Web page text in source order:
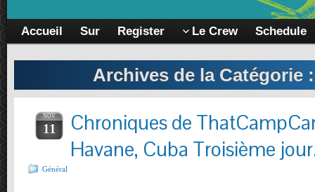
Accueil Sur Register Le Crew Schedule
Archives de la Catégorie
NOV
11
Chroniques de
Havane, Cuba Troisième
Général